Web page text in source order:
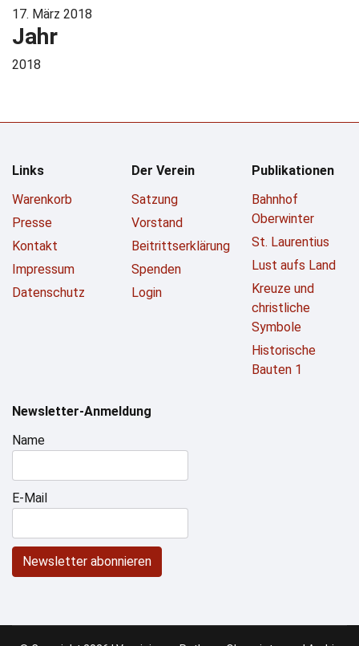
17. März 2018
Jahr
2018
Links
Warenkorb
Presse
Kontakt
Impressum
Datenschutz
Der Verein
Satzung
Vorstand
Beitrittserklärung
Spenden
Login
Publikationen
Bahnhof
Oberwinter
St. Laurentius
Lust aufs Land
Kreuze und
christliche
Symbole
Historische
Bauten 1
Newsletter-Anmeldung
Name
E-Mail
Newsletter abonnieren